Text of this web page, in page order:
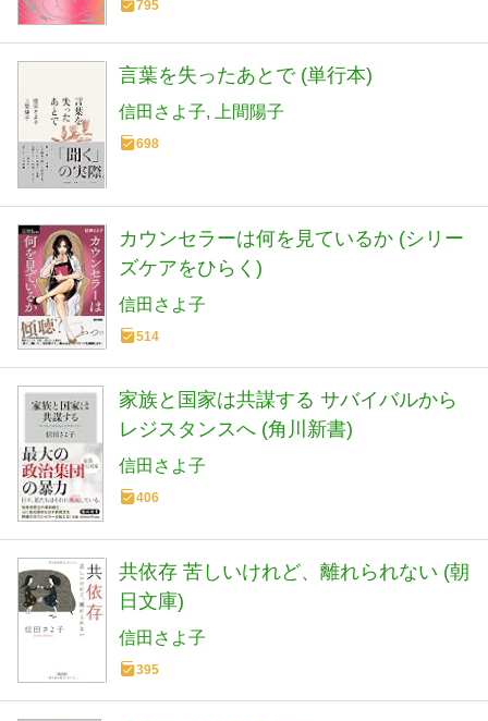
795
言葉を失ったあとで (単行本)
信田さよ子 上間陽子
698
カウンセラーは何を見ているか (シリー
ズケアをひらく)
信田さよ子
514
家族と国家は共謀する サバイバルから
レジスタンスへ (角川新書)
信田さよ子
406
共依存 苦しいけれど、離れられない (朝
日文庫)
信田さよ子
395